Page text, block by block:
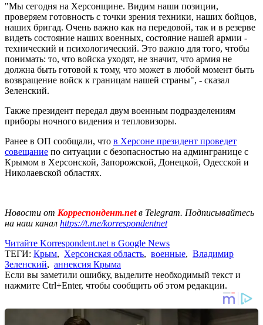
"Мы сегодня на Херсонщине. Видим наши позиции,
проверяем готовность с точки зрения техники, наших бойцов,
наших бригад. Очень важно как на передовой, так и в резерве
видеть состояние наших военных, состояние нашей армии -
технический и психологический. Это важно для того, чтобы
понимать: то, что войска уходят, не значит, что армия не
должна быть готовой к тому, что может в любой момент быть
возвращение войск к границам нашей страны", - сказал
Зеленский.
Также президент передал двум военным подразделениям
приборы ночного видения и тепловизоры.
Ранее в ОП сообщали, что в Херсоне президент проведет
совещание по ситуации с безопасностью на админгранице с
Крымом в Херсонской, Запорожской, Донецкой, Одесской и
Николаевской областях.
Новости от Корреспондент.netв Telegram. Подписывайтесь
на наш канал https://t.me/korrespondentnet
Читайте Korrespondent.net в Google News
ТЕГИ: Крым, Херсонская область, военные, Владимир
Зеленский, аннексия Крыма
Если вы заметили ошибку, выделите необходимый текст и
нажмите Ctrl+Enter, чтобы сообщить об этом редакции.